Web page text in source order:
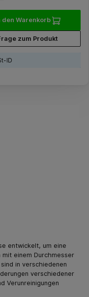
den Warenkorb
zum Produkt
ID
entwickelt, um eine
einem Durchmesser
in verschiedenen
verschiedener
Verunreinigungen